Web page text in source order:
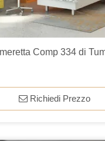
Comp 334 di
Richiedi Prezzo